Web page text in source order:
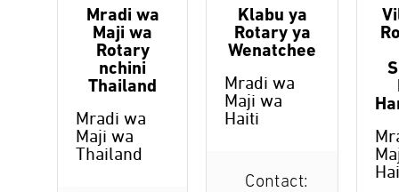
Mradi wa
Maji wa
Rotary
nchini
Thailand
Mradi wa
Maji wa
Thailand
Klabu ya
Rotary ya
Wenatchee
Mradi wa
Maji wa
Haiti
Contact: